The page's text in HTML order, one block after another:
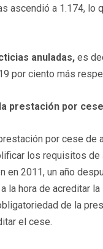
ascendió a 1.174,
anuladas, es
por ciento más
prestación por
por cese
los requisitos
en 2011, un año
la hora de acreditar
de la
el cese.